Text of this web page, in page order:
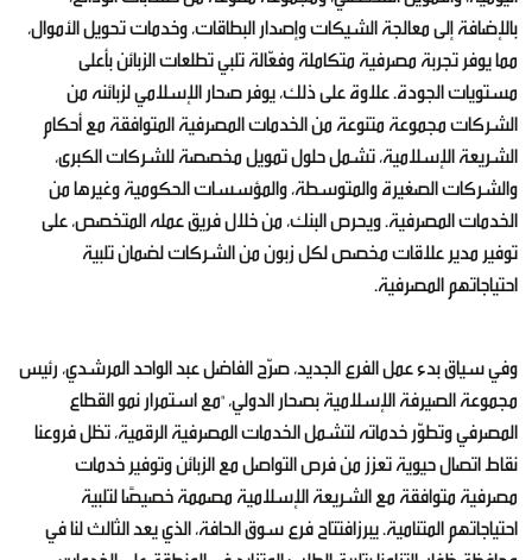
بالإضافة إلى معالجة الشيكات وإصدار البطاقات، وخدمات تحويل الأموال،
مما يوفر تجربة مصرفية متكاملة وفعّالة تلبي تطلعات الزبائن بأعلى
مستويات الجودة. علاوة على ذلك، يوفر صحار الإسلامي لزبائنه من
الشركات مجموعة متنوعة من الخدمات المصرفية المتوافقة مع أحكام
الشريعة الإسلامية، تشمل حلول تمويل مخصصة للشركات الكبرى،
والشركات الصغيرة والمتوسطة، والمؤسسات الحكومية وغيرها من
الخدمات المصرفية. ويحرص البنك، من خلال فريق عمله المتخصص، على
توفير مدير علاقات مخصص لكل زبون من الشركات لضمان تلبية
احتياجاتهم المصرفية.
وفي سياق بدء عمل الفرع الجديد، صرّح الفاضل عبد الواحد المرشدي، رئيس
مجموعة الصيرفة الإسلامية بصحار الدولي، "مع استمرار نمو القطاع
المصرفي وتطوّر خدماته لتشمل الخدمات المصرفية الرقمية، تظل فروعنا
نقاط اتصال حيوية تعزز من فرص التواصل مع الزبائن وتوفير خدمات
مصرفية متوافقة مع الشريعة الإسلامية مصممة خصيصًا لتلبية
احتياجاتهم المتنامية. يبرزافتتاح فرع سوق الحافة، الذي يعد الثالث لنا في